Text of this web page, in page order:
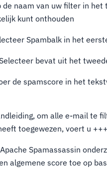
de naam van uw filter in
kunt onthouden
Spambalk in het
Selecteer bevat uit het
de spamscore in het
om alle e-mail te
toegewezen, voert u
Apache Spamassassin
algemene score toe op